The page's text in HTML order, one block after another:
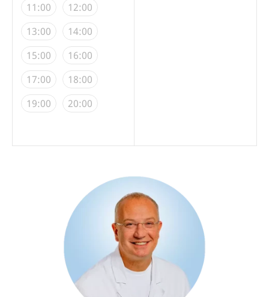
11:00
12:00
13:00
14:00
15:00
16:00
17:00
18:00
19:00
20:00